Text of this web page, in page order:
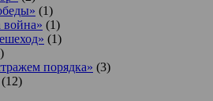
(1)
война» (1)
(1)
порядка» (3)
(12)